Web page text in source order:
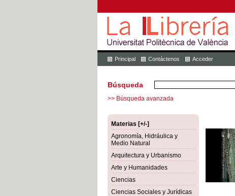
Principal Contáctenos Acceder
Búsqueda
>> Búsqueda avanzada
Materias [+/-]
Agronomía, Hidráulica y
Medio Natural
Arquitectura y Urbanismo
Arte y Humanidades
Ciencias
Ciencias Sociales y Jurídicas